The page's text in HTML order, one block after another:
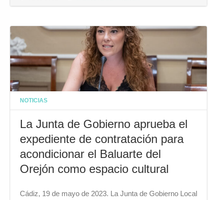
NOTICIAS
La Junta de Gobierno aprueba el
expediente de contratación para
acondicionar el Baluarte del
Orejón como espacio cultural
Cádiz, 19 de mayo de 2023. La Junta de Gobierno Local